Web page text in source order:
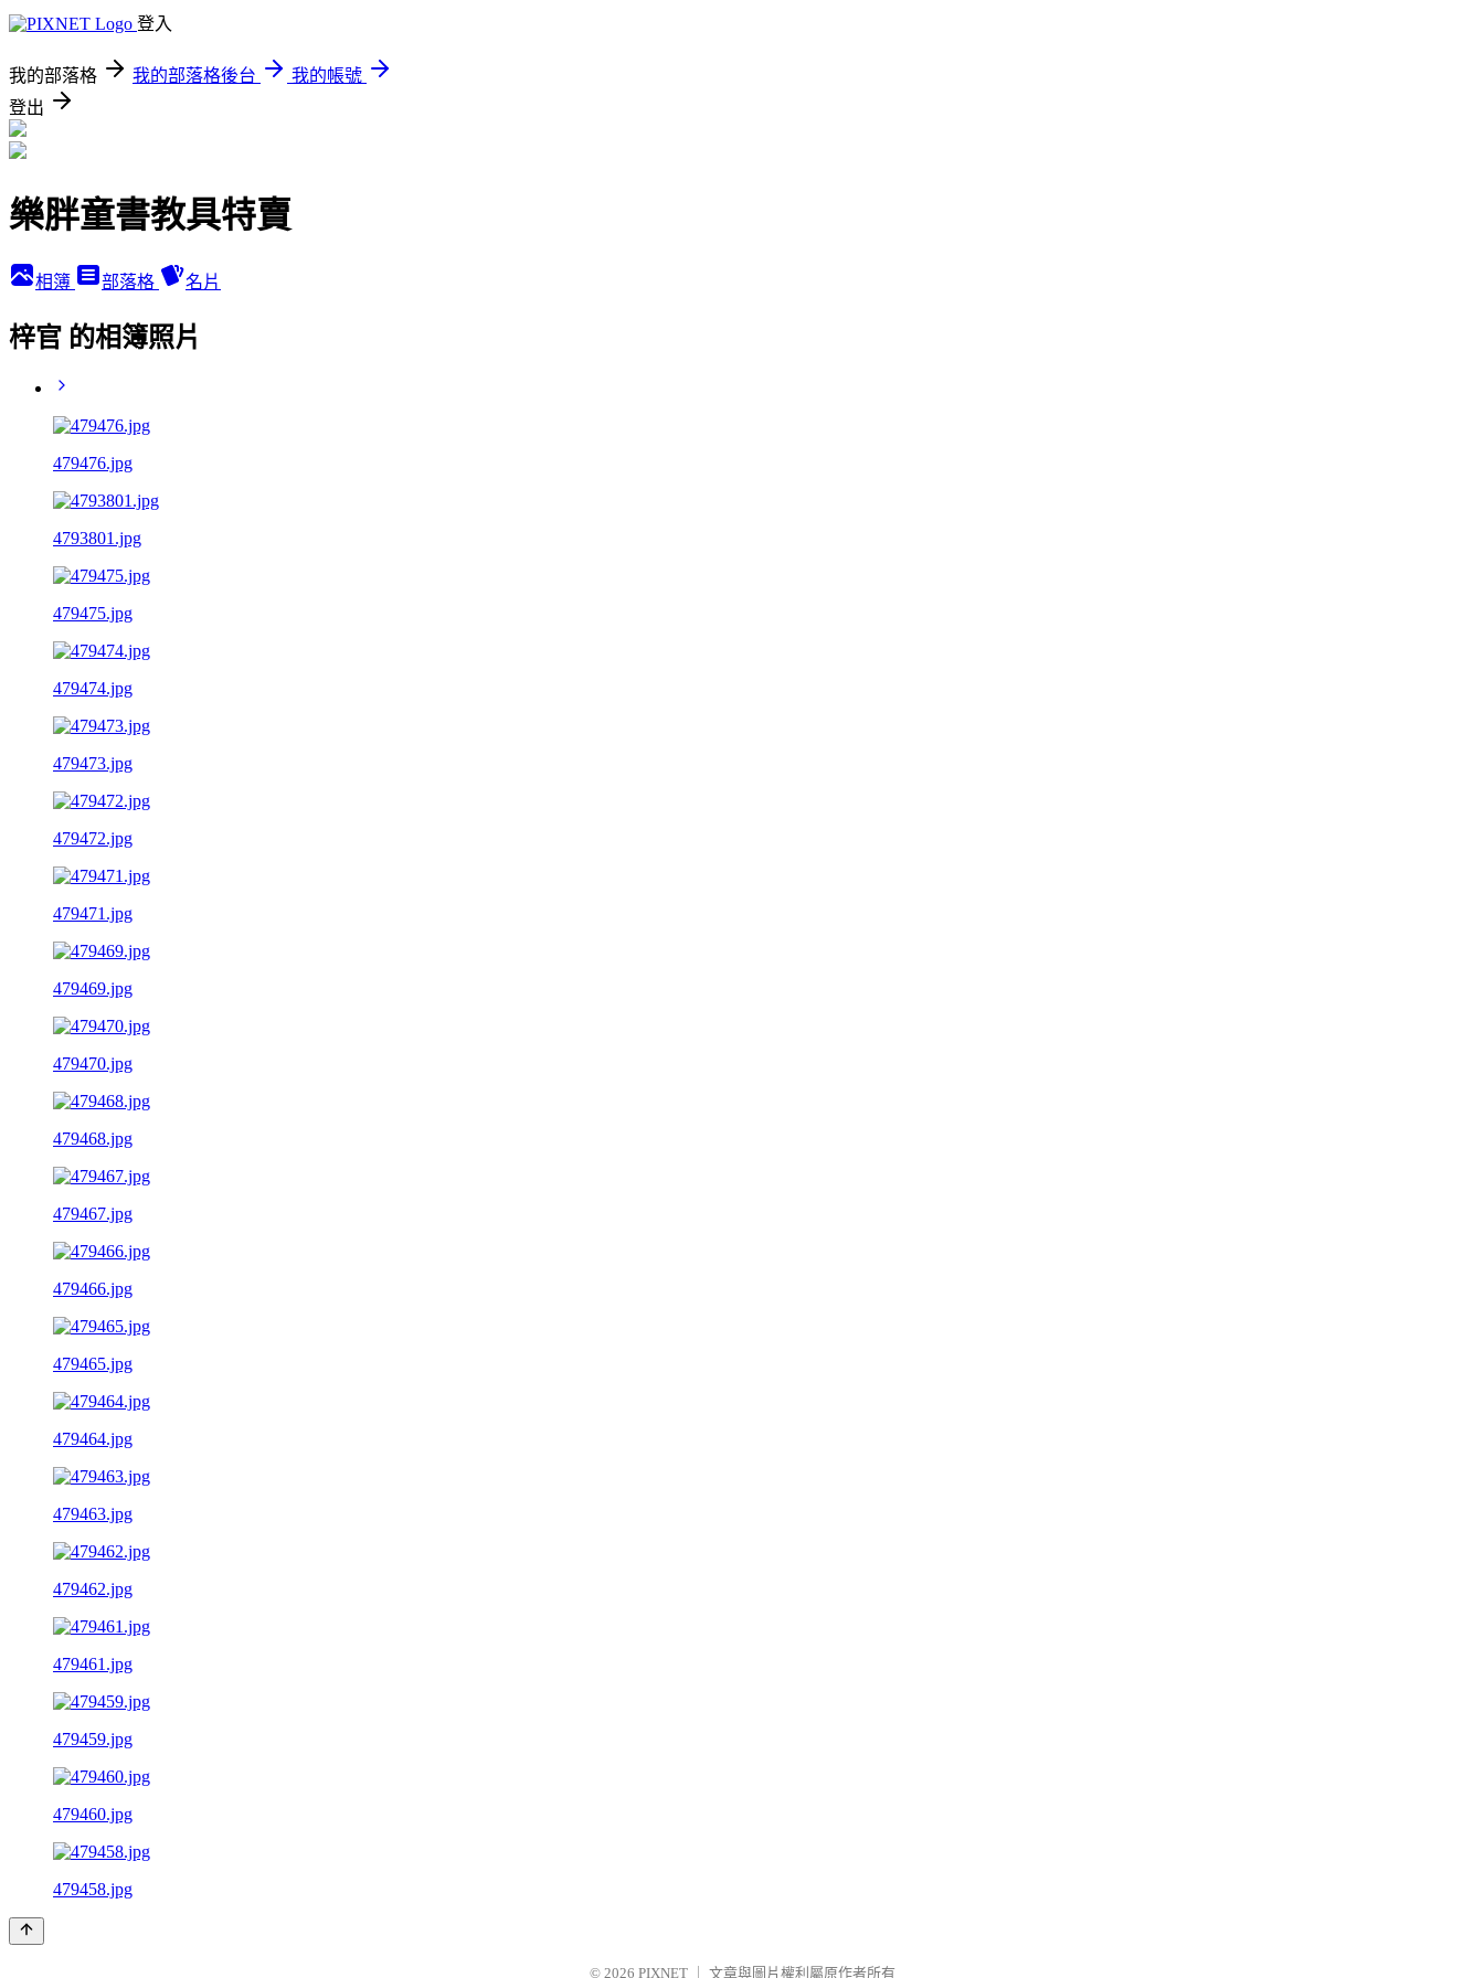
登入
我的部落格 我的部落格後台
我的帳號
登出
樂胖童書教具特賣
相簿 部落格 名片
梓官 的相簿照片
479476.jpg
4793801.jpg
479475.jpg
479474.jpg
479473.jpg
479472.jpg
479471.jpg
479469.jpg
479470.jpg
479468.jpg
479467.jpg
479466.jpg
479465.jpg
479464.jpg
479463.jpg
479462.jpg
479461.jpg
479459.jpg
479460.jpg
479458.jpg
© 2026 PIXNET 文章與圖片權利屬原作者所有